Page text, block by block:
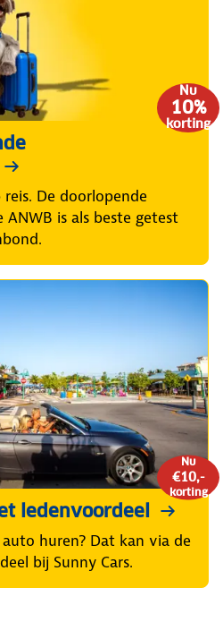
Nu
10%
korting
De doorlopende
ANWB is als beste getest
Nu
€10,-
korting
ledenvoordeel
huren? Dat kan via de
bij Sunny Cars.